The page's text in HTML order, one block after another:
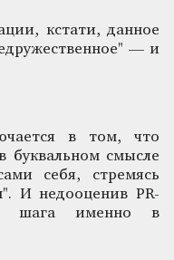
кстати, данное
— и
в том, что
буквальном смысле
себя, стремясь
И недооценив PR-
шага именно в